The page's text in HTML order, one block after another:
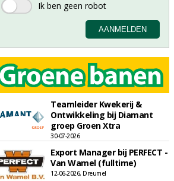
Teamleider Kwekerij &
Ontwikkeling bij Diamant
groep Groen Xtra
30-07-2026
Export Manager bij PERFECT -
Van Wamel (fulltime)
12-06-2026, Dreumel